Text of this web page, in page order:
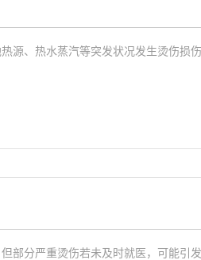
源、热水蒸汽等突发状况发生烫伤损
部分严重烫伤若未及时就医，可能引